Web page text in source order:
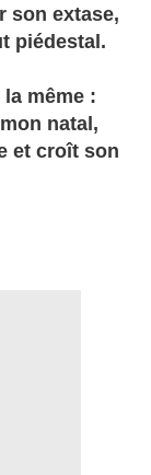
son extase,
piédestal.
même :
natal,
et croît son